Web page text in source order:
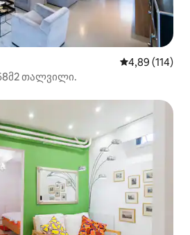
საშუალო
4,89 (114)
თალვილი.